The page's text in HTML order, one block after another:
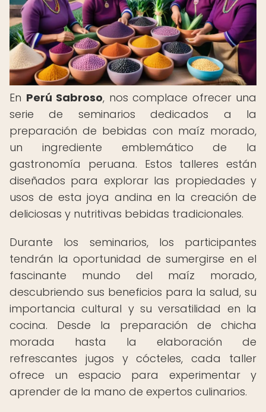
En Perú Sabroso, nos complace ofrecer una
serie de seminarios dedicados a la
preparación de bebidas con maíz morado,
un ingrediente emblemático de la
gastronomía peruana. Estos talleres están
diseñados para explorar las propiedades y
usos de esta joya andina en la creación de
deliciosas y nutritivas bebidas tradicionales.
Durante los seminarios, los participantes
tendrán la oportunidad de sumergirse en el
fascinante mundo del maíz morado,
descubriendo sus beneficios para la salud, su
importancia cultural y su versatilidad en la
cocina. Desde la preparación de chicha
morada hasta la elaboración de
refrescantes jugos y cócteles, cada taller
ofrece un espacio para experimentar y
aprender de la mano de expertos culinarios.